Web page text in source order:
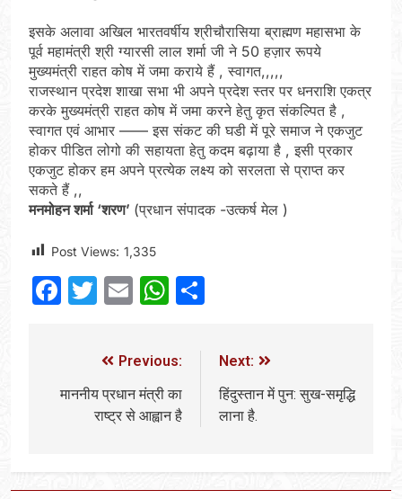
इसके अलावा अखिल भारतवर्षीय श्रीचौरासिया ब्राह्मण महासभा के
पूर्व महामंत्री श्री ग्यारसी लाल शर्मा जी ने 50 हज़ार रूपये
मुख्यमंत्री राहत कोष में जमा कराये हैं , स्वागत,,,,,
राजस्थान प्रदेश शाखा सभा भी अपने प्रदेश स्तर पर धनराशि एकत्र
करके मुख्यमंत्री राहत कोष में जमा करने हेतु कृत संकल्पित है ,
स्वागत एवं आभार —— इस संकट की घडी में पूरे समाज ने एकजुट
होकर पीडित लोगो की सहायता हेतु कदम बढ़ाया है , इसी प्रकार
एकजुट होकर हम अपने प्रत्येक लक्ष्य को सरलता से प्राप्त कर
सकते हैं ,,
मनमोहन शर्मा ‘शरण’ (प्रधान संपादक -उत्कर्ष मेल )
Post Views: 1,335
Facebook
Twitter
EmailWhatsApp
Previous:
माननीय प्रधान मंत्री का
राष्ट्र से आह्वान है
Next:
हिंदुस्तान में पुन: सुख-समृद्धि
लाना है.